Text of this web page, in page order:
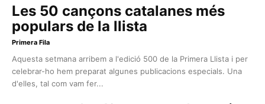
Les 50 cançons catalanes més
populars de la llista
Primera Fila
Aquesta setmana arribem a l'edició 500 de la Primera Llista i per
celebrar-ho hem preparat algunes publicacions especials. Una
d'elles, tal com vam fer...